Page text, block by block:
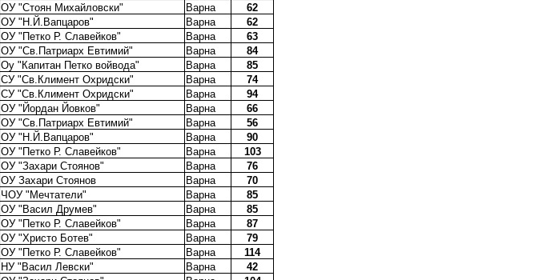
ОУ "Стоян Михайловски" Варна
62
ОУ "Н.Й.Вапцаров" Варна
62
ОУ "Петко Р. Славейков" Варна
63
ОУ "Св.Патриарх Евтимий" Варна
84
Оу "Капитан Петко войвода" Варна
85
СУ "Св.Климент Охридски" Варна
74
СУ "Св.Климент Охридски" Варна
94
ОУ "Йордан Йовков" Варна
66
ОУ "Св.Патриарх Евтимий" Варна
56
ОУ "Н.Й.Вапцаров" Варна
90
ОУ "Петко Р. Славейков" Варна
103
ОУ "Захари Стоянов" Варна
76
ОУ Захари Стоянов Варна
70
ЧОУ "Мечтатели" Варна
85
ОУ "Васил Друмев" Варна
85
ОУ "Петко Р. Славейков" Варна
87
ОУ "Христо Ботев" Варна
79
ОУ "Петко Р. Славейков" Варна
114
НУ "Васил Левски" Варна
42